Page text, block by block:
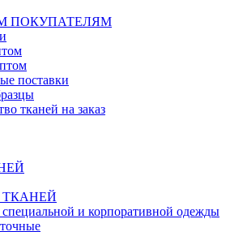
ПОКУПАТЕЛЯМ
поставки
тканей на заказ
ТКАНЕЙ
и корпоративной одежды